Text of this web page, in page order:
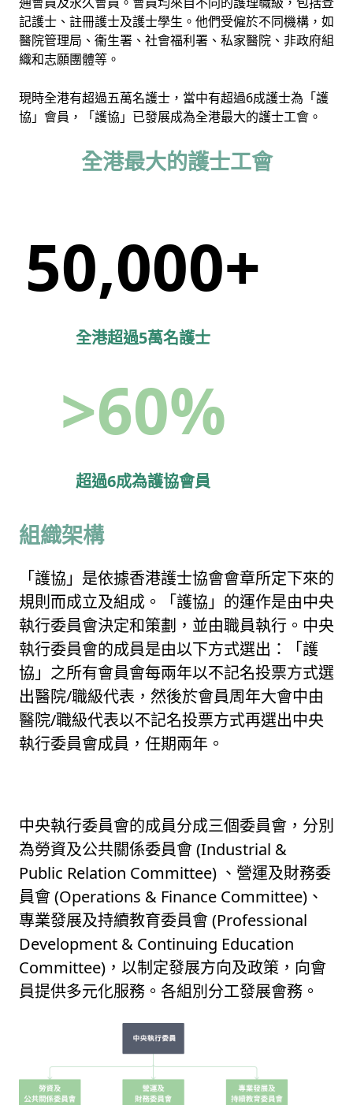
記護士、註冊護士及護士學生。他們受僱於不同機構，如
醫院管理局、衞生署、社會福利署、私家醫院、非政府組
織和志願團體等。
現時全港有超過五萬名護士，當中有超過6成護士為「護
協」會員，「護協」已發展成為全港最大的護士工會。
全港最大的護士工會
50,000+
全港超過5萬名護士
>60%
超過6成為護協會員
組織架構
「護協」是依據香港護士協會會章所定下來的
規則而成立及組成。「護協」的運作是由中央
執行委員會決定和策劃，並由職員執行。中央
執行委員會的成員是由以下方式選出：「護
協」之所有會員會每兩年以不記名投票方式選
出醫院/職級代表，然後於會員周年大會中由
醫院/職級代表以不記名投票方式再選出中央
執行委員會成員，任期兩年。
中央執行委員會的成員分成三個委員會，分別
為勞資及公共關係委員會 (Industrial &
Public Relation Committee) 、營運及財務委
員會 (Operations & Finance Committee)、
專業發展及持續教育委員會 (Professional
Development & Continuing Education
Committee)，以制定發展方向及政策，向會
員提供多元化服務。各組別分工發展會務。